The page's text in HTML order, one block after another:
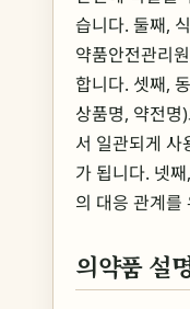
습니다. 둘째,
약품안전관리
합니다. 셋째,
상품명, 약전명
서 일관되게 사
가 됩니다. 넷
의 대응 관계를
의약품 설